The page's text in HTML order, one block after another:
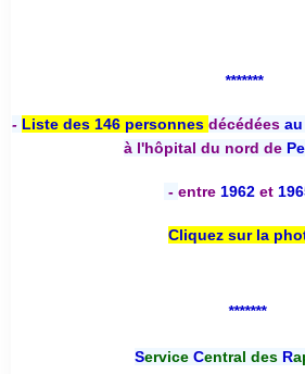
*******
- Liste des 146 personnes décédées
à l'hôpital du nord de
- entre 1962 et
Cliquez sur la
*******
Service Central desR